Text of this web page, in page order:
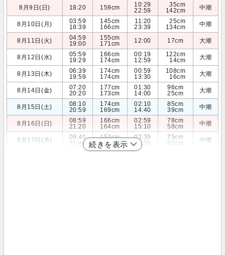
8月9日(日) 18:20 159cm
10:29
22:59
35cm
142cm
中潮
8月10日(月)
03:59
18:39
145cm
166cm
11:20
23:39
25cm
134cm
中潮
8月11日(火)
04:59
19:00
155cm
171cm
12:00 17cm 大潮
8月12日(水)
05:59
19:29
166cm
174cm
00:19
12:59
122cm
14cm
大潮
8月13日(木)
06:39
19:59
174cm
174cm
00:59
13:30
108cm
16cm
大潮
8月14日(金)
07:20
20:20
177cm
173cm
01:30
14:00
96cm
25cm
大潮
8月15日(土)
08:10
20:59
174cm
169cm
02:10
14:40
85cm
39cm
中潮
8月16日(日)
08:59
21:20
166cm
164cm
02:59
15:10
78cm
58cm
中潮
8月17日(月)
09:40
21:40
153cm
158cm
03:39
15:39
75cm
80cm
中潮
続きを表示